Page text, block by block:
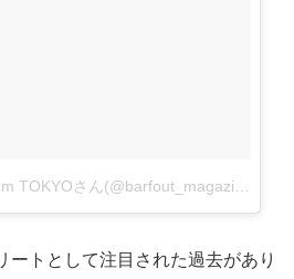
ートとして注目された過去があり